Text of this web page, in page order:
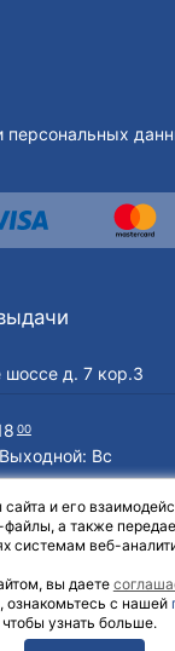
персональных
д. 7 кор.3
00
Вс
71
и его
а также
системам веб-
вы даете
ознакомьтесь с нашей
чтобы узнать больше.